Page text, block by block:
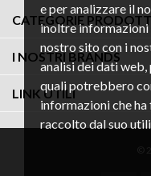
e per analizzare il
inoltre informazioni
nostro sito con i
analisi dei dati
quali potrebbero
informazioni che
raccolto dal suo
CATEGORIE
I NOSTRI BRANDS
LINK UTILI
©